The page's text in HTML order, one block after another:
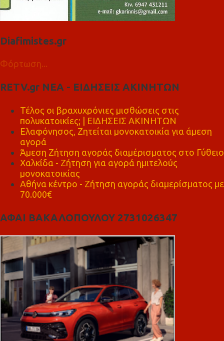
Diafimistes.gr
Φόρτωση...
RETV.gr ΝΕΑ - ΕΙΔΗΣΕΙΣ ΑΚΙΝΗΤΩΝ
Τέλος οι βραχυχρόνιες μισθώσεις στις
πολυκατοικίες; | ΕΙΔΗΣΕΙΣ ΑΚΙΝΗΤΩΝ
Ελαφόνησος, Ζητείται μονοκατοικία για άμεση
αγορά
Άμεση Ζήτηση αγοράς διαμέρισματος στο Γύθειο
Χαλκίδα - Ζήτηση για αγορά ημιτελούς
μονοκατοικίας
Αθήνα κέντρο - Ζήτηση αγοράς διαμερίσματος με
70.000€
ΑΦΑΙ ΒΑΚΑΛΟΠΟΥΛΟΥ 2731026347